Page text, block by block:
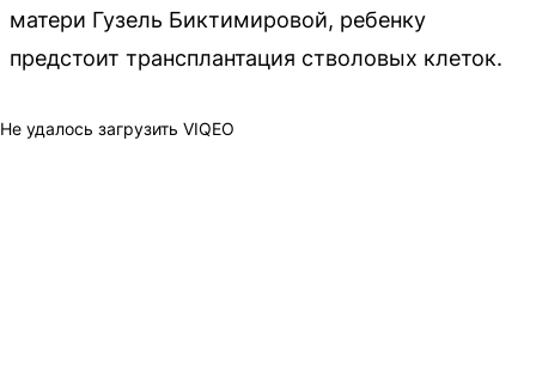
матери Гузель Биктимировой, ребенку
предстоит трансплантация стволовых клеток.
Не удалось загрузить VIQEO